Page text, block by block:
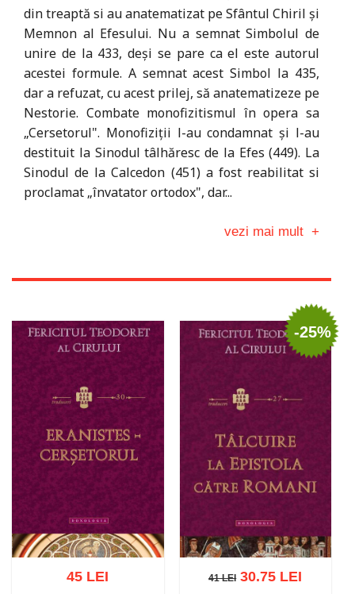
din treaptă si au anatematizat pe Sfântul Chiril și
Memnon al Efesului. Nu a semnat Simbolul de
unire de la 433, deși se pare ca el este autorul
acestei formule. A semnat acest Simbol la 435,
dar a refuzat, cu acest prilej, să anatematizeze pe
Nestorie. Combate monofizitismul în opera sa
„Cersetorul". Monofiziții l-au condamnat și l-au
destituit la Sinodul tâlhăresc de la Efes (449). La
Sinodul de la Calcedon (451) a fost reabilitat si
proclamat „învatator ortodox", dar...
vezi mai mult +
45 LEI
-25%
41 LEI
41 LEI30.75 LEI